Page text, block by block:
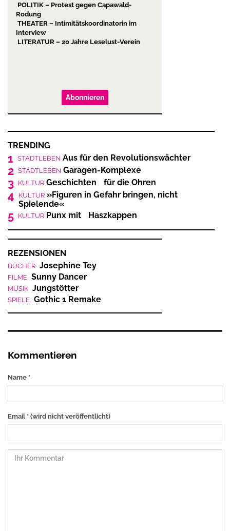
POLITIK – Protest gegen Capawald-
Rodung
THEATER – Intimitätskoordinatorin im
Interview
LITERATUR – 20 Jahre Leselust-Verein
Abonnieren
TRENDING
1 STADTLEBEN Aus für den Revolutionswächter
2 STADTLEBEN Garagen-Komplexe
3 KULTUR Geschichten für die Ohren
4 KULTUR »Figuren in Gefahr bringen, nicht
Spielende«
5 KULTUR Punx mit Haszkappen
REZENSIONEN
BÜCHER Josephine Tey
FILME Sunny Dancer
MUSIK Jungstötter
SPIELE Gothic 1 Remake
Kommentieren
Name *
Email * (wird nicht veröffentlicht)